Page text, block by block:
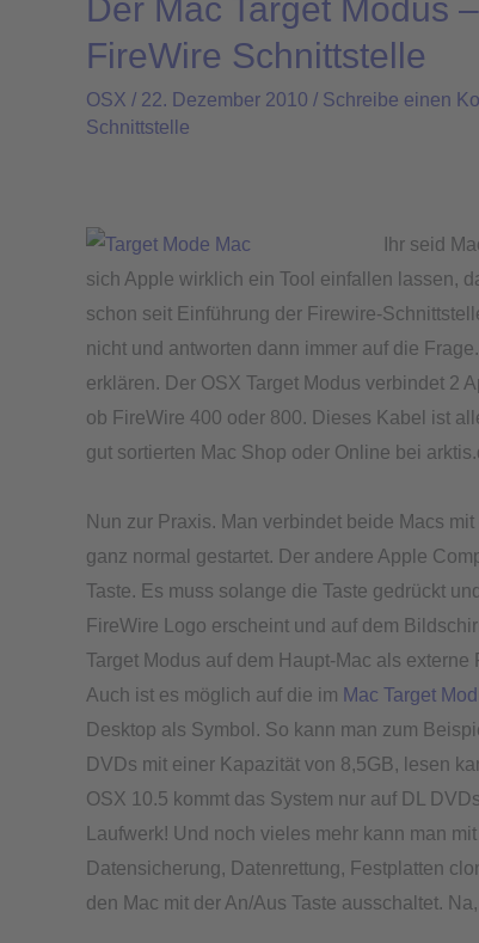
Der Mac Target Modus
FireWire Schnittstelle
OSX / 22. Dezember 2010 / Schreibe einen
Schnittstelle
Ihr seid
sich Apple wirklich ein Tool einfallen lassen,
schon seit Einführung der Firewire-
nicht und antworten dann immer auf die
erklären. Der OSX Target Modus verbindet 2
ob FireWire 400 oder 800. Dieses Kabel ist
gut sortierten Mac Shop oder Online bei
Nun zur Praxis. Man verbindet beide Macs
ganz normal gestartet. Der andere Apple
Taste. Es muss solange die Taste gedrückt
FireWire Logo erscheint und auf dem
Target Modus auf dem Haupt-Mac als
Auch ist es möglich auf die im Mac Target
Desktop als Symbol. So kann man zum
DVDs mit einer Kapazität von 8,5GB, lesen
OSX 10.5 kommt das System nur auf DL
Laufwerk! Und noch vieles mehr kann man
Datensicherung, Datenrettung, Festplatten
den Mac mit der An/Aus Taste ausschaltet.
Target
Modus
–
allen
Macs
mit
FireWire
Schnittstelle